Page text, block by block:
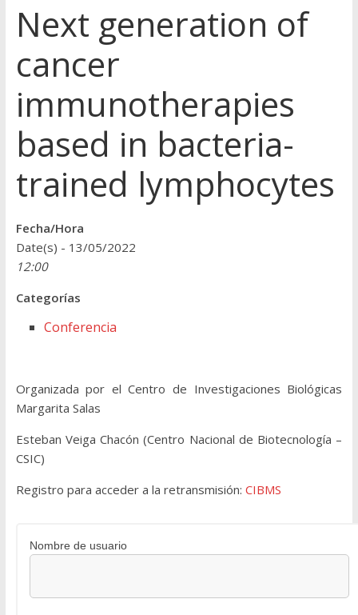
Next generation of
cancer
immunotherapies
based in bacteria-
trained lymphocytes
Fecha/Hora
Date(s) - 13/05/2022
12:00
Categorías
Conferencia
Organizada por el Centro de Investigaciones Biológicas
Margarita Salas
Esteban Veiga Chacón (Centro Nacional de Biotecnología –
CSIC)
Registro para acceder a la retransmisión: CIBMS
Nombre de usuario